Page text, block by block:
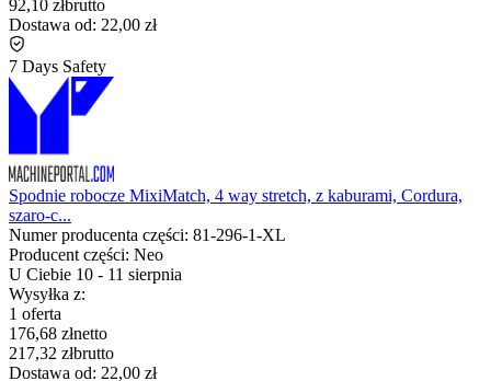
92,10 złbrutto
Dostawa od: 22,00 zł
7 Days Safety
Spodnie robocze MixiMatch, 4 way stretch, z kaburami, Cordura,
szaro-c...
Numer producenta części: 81-296-1-XL
Producent części: Neo
U Ciebie 10 - 11 sierpnia
Wysyłka z:
1 oferta
176,68 złnetto
217,32 złbrutto
Dostawa od: 22,00 zł